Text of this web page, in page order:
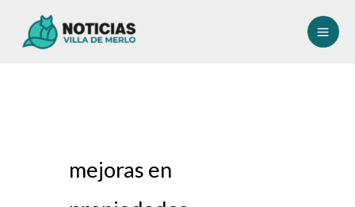
mejoras en